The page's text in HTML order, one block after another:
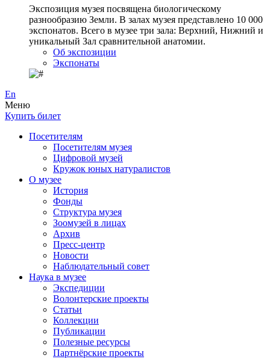
Экспозиция музея посвящена биологическому
разнообразию Земли. В залах музея представлено 10 000
экспонатов. Всего в музее три зала: Верхний, Нижний и
уникальный Зал сравнительной анатомии.
Об экспозиции
Экспонаты
En
Меню
Купить билет
Посетителям
Посетителям музея
Цифровой музей
Кружок юных натуралистов
О музее
История
Фонды
Структура музея
Зоомузей в лицах
Архив
Пресс-центр
Новости
Наблюдательный совет
Наука в музее
Экспедиции
Волонтерские проекты
Статьи
Коллекции
Публикации
Полезные ресурсы
Партнёрские проекты